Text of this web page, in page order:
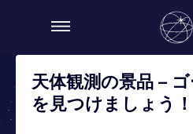
天体観測の景品 –
を見つけましょう！